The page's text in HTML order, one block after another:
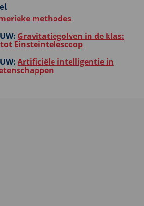
methodes
Gravitatiegolven in de klas:
Einsteintelescoop
Artificiële intelligentie in